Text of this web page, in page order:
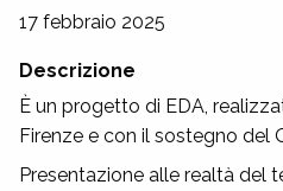
17 febbraio 2025
Descrizione
È un progetto di EDA,
Firenze e con il sostegno del
Presentazione alle realtà del